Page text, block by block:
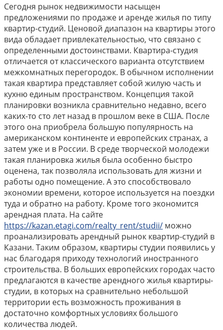
Сегодня рынок недвижимости насыщен
предложениями по продаже и аренде жилья по типу
квартир-студий. Ценовой диапазон на квартиры этого
вида обладает привлекательностью, что связано с
определенными достоинствами. Квартира-студия
отличается от классического варианта отсутствием
межкомнатных перегородок. В обычном исполнении
такая квартира представляет собой жилую часть и
кухню единым пространством. Концепция такой
планировки возникла сравнительно недавно, всего
каких-то сто лет назад в прошлом веке в США. После
этого она приобрела большую популярность на
американском континенте и европейских странах, а
затем уже и в России. В среде творческой молодежи
такая планировка жилья была особенно быстро
оценена, так позволяла использовать для жизни и
работы одно помещение. А это способствовало
экономии времени, которое используется на поездки
туда и обратно на работу. Кроме того экономится
арендная плата. На сайте
https://kazan.etagi.com/realty_rent/studii/ можно
проанализировать арендный рынок квартир-студий в
Казани. Таким образом, квартиры студии появились у
нас благодаря приходу технологий иностранного
строительства. В больших европейских городах часто
предлагаются в качестве арендного жилья квартиры-
студии, в которых на сравнительно небольшой
территории есть возможность проживания в
достаточно комфортных условиях большого
количества людей.